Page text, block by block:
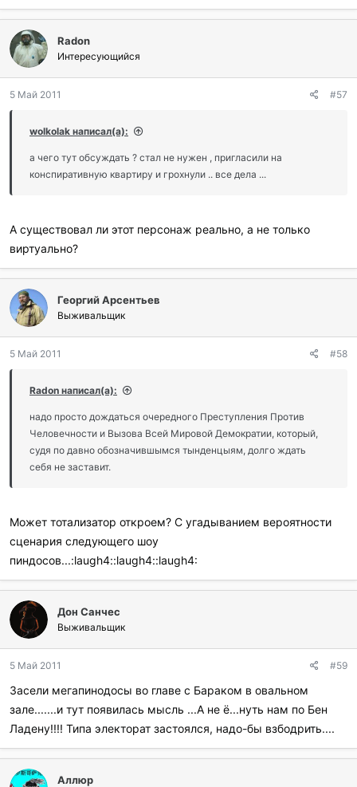
Radon
Интересующийся
5 Май 2011 #57
wolkolak написал(а):
а чего тут обсуждать ? стал не нужен , пригласили на
конспиративную квартиру и грохнули .. все дела ...
А существовал ли этот персонаж реально, а не только
виртуально?
Георгий Арсентьев
Выживальщик
5 Май 2011 #58
Radon написал(а):
надо просто дождаться очередного Преступления Против
Человечности и Вызова Всей Мировой Демократии, который,
судя по давно обозначившымся тынденцыям, долго ждать
себя не заставит.
Может тотализатор откроем? С угадыванием вероятности
сценария следующего шоу
пиндосов...:laugh4::laugh4::laugh4:
Дон Санчес
Выживальщик
5 Май 2011 #59
Засели мегапинодосы во главе с Бараком в овальном
зале.......и тут появилась мысль ...А не ё...нуть нам по Бен
Ладену!!!! Типа электорат застоялся, надо-бы взбодрить....
Аллюр